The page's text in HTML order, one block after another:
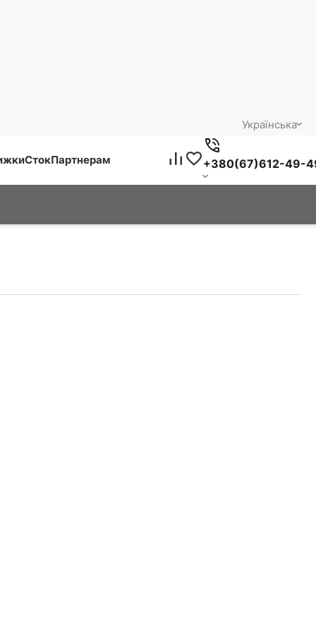
Українська
СтокПартнерам +380(67)612-49-